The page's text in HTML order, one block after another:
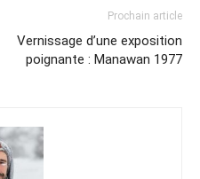
Prochain article
Vernissage d’une exposition
poignante : Manawan 1977